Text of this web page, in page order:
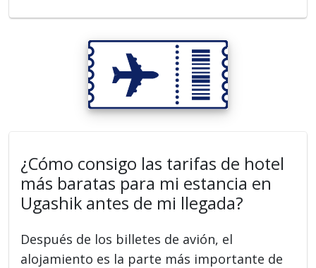
¿Cómo consigo las tarifas de hotel
más baratas para mi estancia en
Ugashik antes de mi llegada?
Después de los billetes de avión, el
alojamiento es la parte más importante de